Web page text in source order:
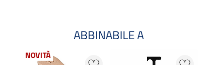
ABBINABILE A
NOVITÀ